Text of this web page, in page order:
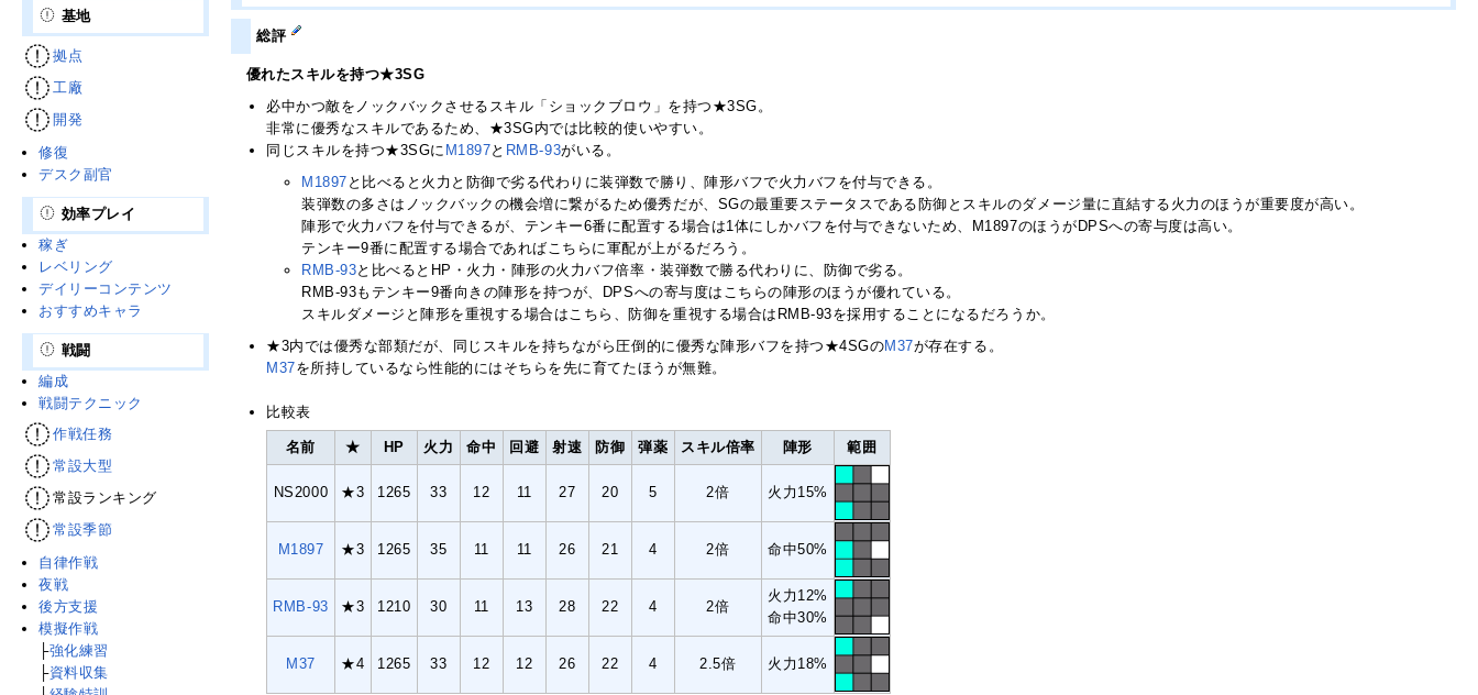
総評
優れたスキルを持つ★3SG
必中かつ敵をノックバックさせるスキル「ショックブロウ」を持つ★3SG。
非常に優秀なスキルであるため、★3SG内では比較的使いやすい。
同じスキルを持つ★3SGに M1897と RMB-93がいる。
M1897 と比べると火力と防御で劣る代わりに装弾数で勝り、陣形バフで火力バフを付与できる。
装弾数の多さはノックバックの機会増に繋がるため優秀だが、SGの最重要ステータスである防御とスキルのダメージ量に直結する火力のほうが重要度が高い。
陣形で火力バフを付与できるが、テンキー6番に配置する場合は1体にしかバフを付与できないため、M1897のほうがDPSへの寄与度は高い。
テンキー9番に配置する場合であればこちらに軍配が上がるだろう。
RMB-93と比べるとHP・火力・陣形の火力バフ倍率・装弾数で勝る代わりに、防御で劣る。
RMB-93もテンキー9番向きの陣形を持つが、DPSへの寄与度はこちらの陣形のほうが優れている。
スキルダメージと陣形を重視する場合はこちら、防御を重視する場合はRMB-93を採用することになるだろうか。
★3内では優秀な部類だが、同じスキルを持ちながら圧倒的に優秀な陣形バフを持つ★4SGのM37が存在する。
M37を所持しているなら性能的にはそちらを先に育てたほうが無難。
比較表
名前 ★ HP 火力 命中 回避 射速 防御 弾薬 スキル倍率 陣形 範囲
NS2000 ★3 1265 33 12 11 27 20 5 2倍 火力15%
M1897 ★3 1265 35 11 11 26 21 4 2倍 命中50%
RMB-93 ★3 1210 30 11 13 28 22 4 2倍
火力12%
命中30%
M37 ★4 1265 33 12 12 26 22 4 2.5倍 火力18%
基地
拠点
工廠
開発
修復
デスク副官
効率プレイ
稼ぎ
レベリング
デイリーコンテンツ
おすすめキャラ
戦闘
編成
戦闘テクニック
作戦任務
常設大型
常設ランキング
常設季節
自律作戦
夜戦
後方支援
模擬作戦
├強化練習
├資料収集